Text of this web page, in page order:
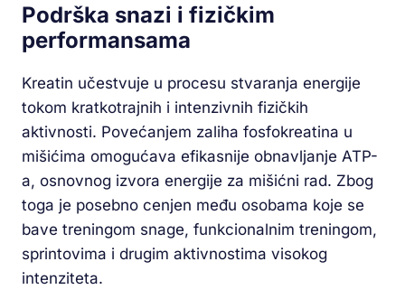
Podrška snazi i fizičkim
performansama
Kreatin učestvuje u procesu stvaranja energije
tokom kratkotrajnih i intenzivnih fizičkih
aktivnosti. Povećanjem zaliha fosfokreatina u
mišićima omogućava efikasnije obnavljanje ATP-
a, osnovnog izvora energije za mišićni rad. Zbog
toga je posebno cenjen među osobama koje se
bave treningom snage, funkcionalnim treningom,
sprintovima i drugim aktivnostima visokog
intenziteta.